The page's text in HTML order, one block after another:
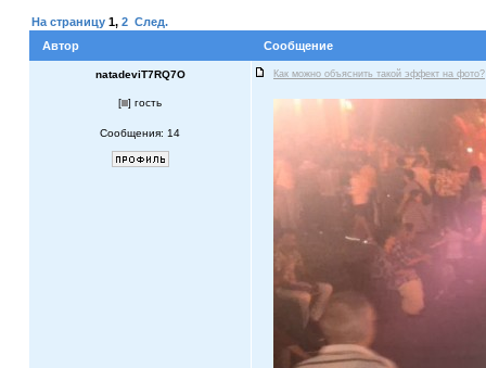
На страницу 1, 2 След.
Автор
Сообщение
natadeviT7RQ7O Как можно объяснить такой эффект на фото?
[ ] гость
Сообщения: 14